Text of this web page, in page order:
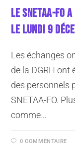
LE SNETAA-FO
LE LUNDI 9
Les échanges
de la DGRH ont
des personnels
SNETAA-FO.
comme…
0 COMMENTAIRE